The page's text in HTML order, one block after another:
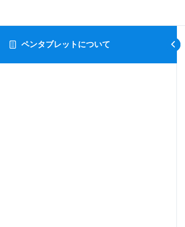
ペンタブレットについて